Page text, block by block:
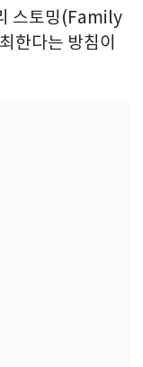
스토밍(Family
한다는 방침이